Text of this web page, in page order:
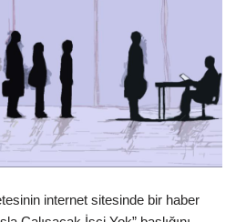
internet sitesinde bir haber